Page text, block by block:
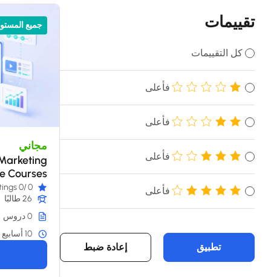
تقييمات
كل التقييمات
فأعلى
فأعلى
فأعلى
فأعلى
تطبيق إعادة ضبط
جميع
مجاني
Courses
2026
0
/0 ratings
26 طالبًا
0 دروس
10 أسابيع